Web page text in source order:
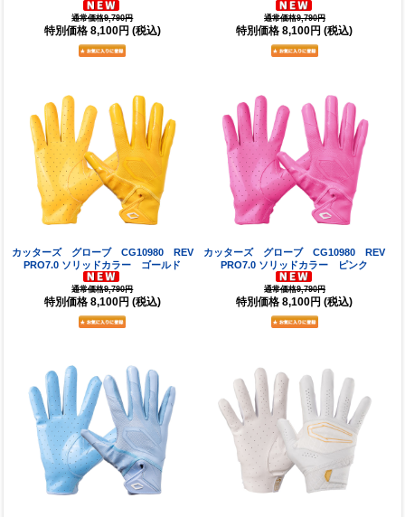
通常価格9,790円
特別価格 8,100円 (税込)
通常価格9,790円
特別価格 8,100円 (税込)
カッターズ グローブ CG10980 REV
PRO7.0 ソリッドカラー ゴールド
通常価格9,790円
特別価格 8,100円 (税込)
カッターズ グローブ CG10980 REV
PRO7.0 ソリッドカラー ピンク
通常価格9,790円
特別価格 8,100円 (税込)